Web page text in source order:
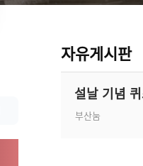
자유게시판
설날 기념
부산눔